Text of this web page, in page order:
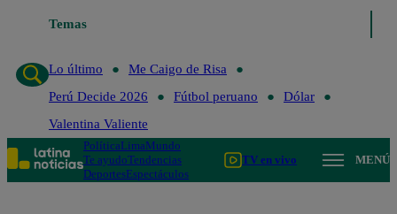
Temas
Lo último
Me Caigo de Risa
Perú Decide 2026
Fútbol peruano
Dólar
Valentina Valiente
PolíticaLimaMundo
Te ayudoTendencias
DeportesEspectáculos
TV en vivo MENÚ